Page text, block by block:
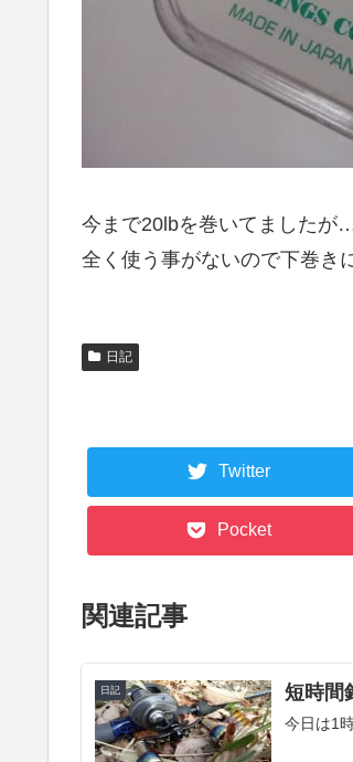
今まで20lbを巻いてましたが
全く使う事がないので下巻き
日記
Twitter
Pocket
関連記事
日記 短時間
今日は1